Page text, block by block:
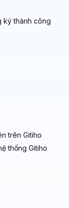
ký thành công
trên Gitiho
thống Gitiho